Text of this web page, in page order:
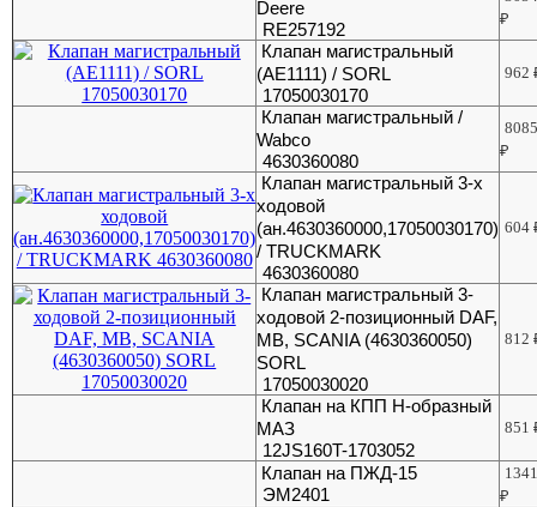
Deere
RE257192
₽
Клапан магистральный
(АЕ1111) / SORL
17050030170
962
Клапан магистральный /
Wabco
4630360080
₽
Клапан магистральный 3-х
ходовой
(ан.4630360000,17050030170)
/ TRUCKMARK
4630360080
604
Клапан магистральный 3-
ходовой 2-позиционный DAF,
MB, SCANIA (4630360050)
SORL
17050030020
812
Клапан на КПП Н-образный
МАЗ
12JS160T-1703052
851
Клапан на ПЖД-15
ЭМ2401
₽